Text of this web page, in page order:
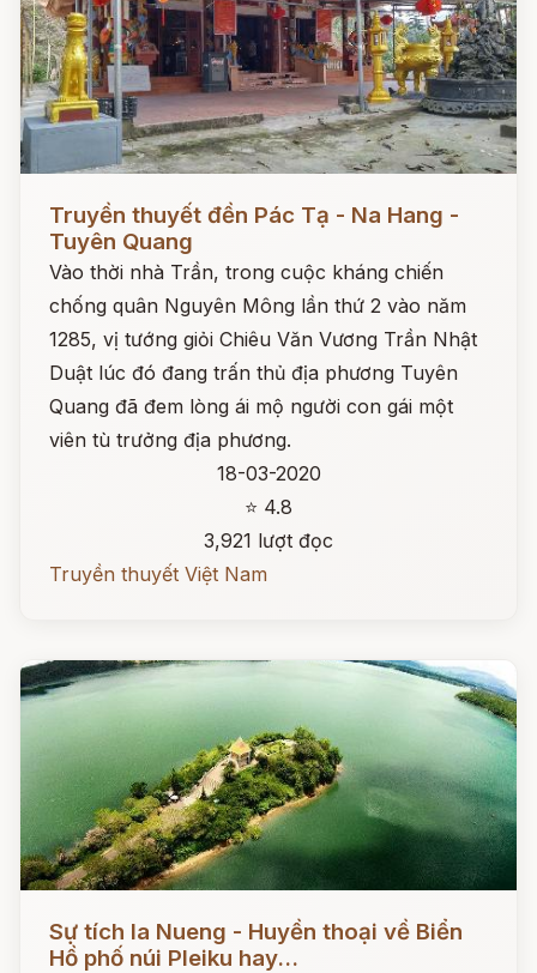
Đọc ngay
Truyền thuyết đền Pác Tạ - Na Hang -
Tuyên Quang
Vào thời nhà Trần, trong cuộc kháng chiến
chống quân Nguyên Mông lần thứ 2 vào năm
1285, vị tướng giỏi Chiêu Văn Vương Trần Nhật
Duật lúc đó đang trấn thủ địa phương Tuyên
Quang đã đem lòng ái mộ người con gái một
viên tù trưởng địa phương.
18-03-2020
⭐ 4.8
3,921 lượt đọc
Truyền thuyết Việt Nam
Sự tích Ia Nueng - Huyền thoại về Biển
Hồ phố núi Pleiku hay...